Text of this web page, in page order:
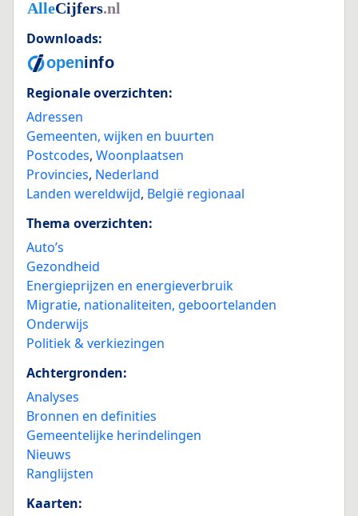
Downloads:
Regionale overzichten:
Adressen
Gemeenten, wijken en buurten
Postcodes, Woonplaatsen
Provincies, Nederland
Landen wereldwijd, België regionaal
Thema overzichten:
Auto’s
Gezondheid
Energieprijzen en energieverbruik
Migratie, nationaliteiten, geboortelanden
Onderwijs
Politiek & verkiezingen
Achtergronden:
Analyses
Bronnen en definities
Gemeentelijke herindelingen
Nieuws
Ranglijsten
Kaarten: